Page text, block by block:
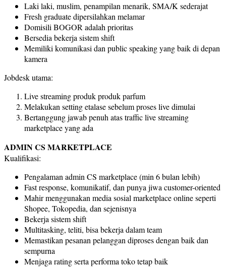
Laki laki, muslim, penampilan menarik, SMA/K sederajat
Fresh graduate dipersilahkan melamar
Domisili BOGOR adalah prioritas
Bersedia bekerja sistem shift
Memiliki komunikasi dan public speaking yang baik di depan
kamera
Jobdesk utama:
Live streaming produk produk parfum
Melakukan setting etalase sebelum proses live dimulai
Bertanggung jawab penuh atas traffic live streaming
marketplace yang ada
ADMIN CS MARKETPLACE
Kualifikasi:
Pengalaman admin CS marketplace (min 6 bulan lebih)
Fast response, komunikatif, dan punya jiwa customer-oriented
Mahir menggunakan media sosial marketplace online seperti
Shopee, Tokopedia, dan sejenisnya
Bekerja sistem shift
Multitasking, teliti, bisa bekerja dalam team
Memastikan pesanan pelanggan diproses dengan baik dan
sempurna
Menjaga rating serta performa toko tetap baik